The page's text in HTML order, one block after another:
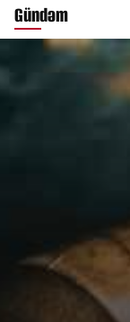
Gündəm